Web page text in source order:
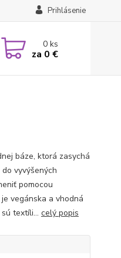
Prihlásenie
0ks
za 0 €
báze, ktorá zasychá
vyvýšených
pomocou
vegánska a vhodná
textíli... celý popis